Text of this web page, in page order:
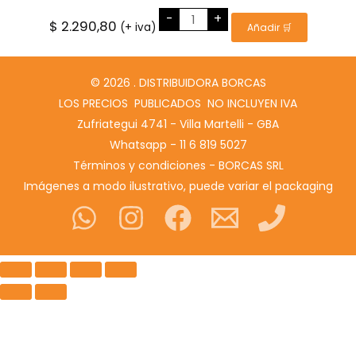
LITROS
DIVERSEY
cantidad
$ 2.290,80 (+ iva) - APRESTO
DANUBIO
EN
400ML
+ Añadir 🛒
© 2026 . DISTRIBUIDORA BORCAS
LOS PRECIOS PUBLICADOS NO INCLUYEN IVA
Zufriategui 4741 - Villa Martelli - GBA
Whatsapp - 11 6 819 5027
Términos y condiciones - BORCAS SRL
Imágenes a modo ilustrativo, puede variar el packaging